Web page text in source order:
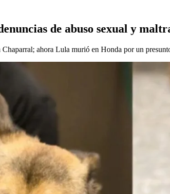
de abuso sexual y
ahora Lula murió en Honda por un